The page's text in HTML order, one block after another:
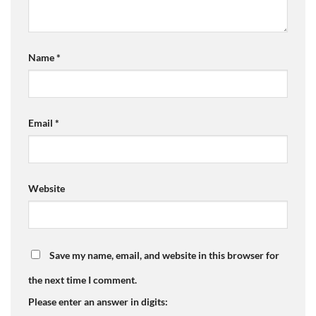
Name*
Email *
Website
Save my name, email, and website in this browser for
the next time I comment.
Please enter an answer in digits: